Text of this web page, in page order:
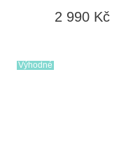
2 990 Kč
Výhodné